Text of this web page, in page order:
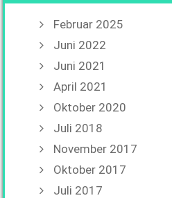
Februar 2025
Juni 2022
Juni 2021
April 2021
Oktober 2020
Juli 2018
November 2017
Oktober 2017
Juli 2017